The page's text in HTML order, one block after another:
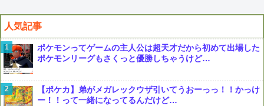
人気記事
ポケモンってゲームの主人公は超天才だから初めて出場した
ポケモンリーグもさくっと優勝しちゃうけど…
【ポケカ】弟がメガレックウザ引いてうおーっっ！！かっけ
ー！！って一緒になってるんだけど…